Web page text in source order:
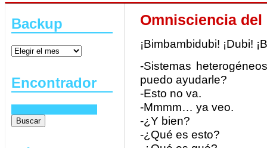
Backup
Encontrador
Omnisciencia del
¡Bimbambidubi! ¡Dubi!
-Sistemas
puedo ayudarle?
-Esto no va.
-Mmmm… ya veo.
-¿Y bien?
-¿Qué es esto?